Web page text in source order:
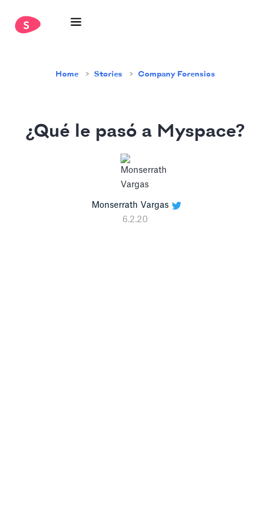
Home Stories Company Forensics
¿Qué le pasó a Myspace?
Monserrath Vargas
6.2.20